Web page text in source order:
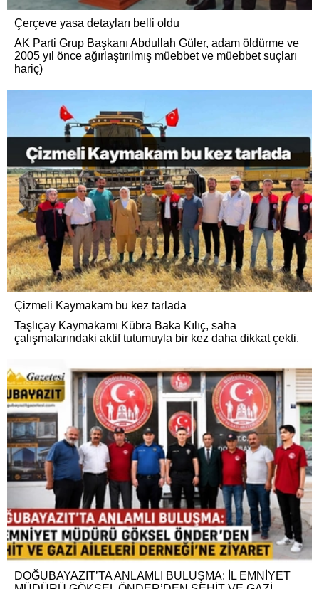
Çerçeve yasa detayları belli oldu
AK Parti Grup Başkanı Abdullah Güler, adam öldürme ve
2005 yıl önce ağırlaştırılmış müebbet ve müebbet suçları
hariç)
Çizmeli Kaymakam bu kez tarlada
Taşlıçay Kaymakamı Kübra Baka Kılıç, saha
çalışmalarındaki aktif tutumuyla bir kez daha dikkat çekti.
DOĞUBAYAZIT’TA ANLAMLI BULUŞMA: İL EMNİYET